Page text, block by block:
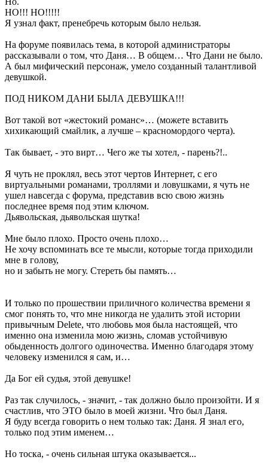
НО!!! НО!!!!!
Я узнал факт, пренебречь которым было нельзя.
На форуме появилась тема, в которой администраторы
рассказывали о том, что Даня… В общем… Что Дани не было.
А был мифический персонаж, умело созданный талантливой
девушкой.
ПОД НИКОМ ДАНИ БЫЛА ДЕВУШКА!!!
Вот такой вот «жестокий романс»… (можете вставить
хихикающий смайлик, а лучше – красномордого черта).
Так бывает, - это вирт… Чего же ты хотел, - парень?!..
Я чуть не проклял, весь этот чертов Интернет, с его
виртуальными романами, троллями и ловушками, я чуть не
ушел навсегда с форума, представив всю свою жизнь
последнее время под этим ключом.
Дьявольская, дьявольская шутка!
Мне было плохо. Просто очень плохо…
Не хочу вспоминать все те мысли, которые тогда приходили
мне в голову,
но и забыть не могу. Стереть бы память…
И только по прошествии приличного количества времени я
смог понять то, что мне никогда не удалить этой истории
привычным Delete, что любовь моя была настоящей, что
именно она изменила мою жизнь, сломав устойчивую
обыденность долгого одиночества. Именно благодаря этому
человеку изменился я сам, и…
Да Бог ей судья, этой девушке!
Раз так случилось, - значит, - так должно было произойти. И я
счастлив, что ЭТО было в моей жизни. Что был Даня.
Я буду всегда говорить о нем только так: Даня. Я знал его,
только под этим именем…
Но тоска, - очень сильная штука оказывается...